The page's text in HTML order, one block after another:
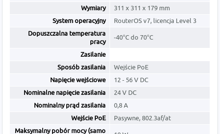
Wymiary
311 x 311 x 179 mm
System operacyjny
RouterOS v7, licencja Level 3
Dopuszczalna temperatura
pracy
-40°C do 70°C
Zasilanie
Sposób zasilania
Wejście PoE
Napięcie wejściowe
12 - 56 V DC
Nominalne napięcie zasilania
24 V DC
Nominalny prąd zasilania
0,8 A
Wejście PoE
Pasywne, 802.3af/at
Maksymalny pobór mocy (samo